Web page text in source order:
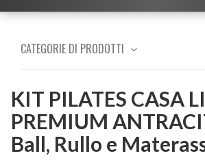
CATEGORIE DI PRODOTTI
KIT PILATES CASA
PREMIUM
Ball, Rullo e